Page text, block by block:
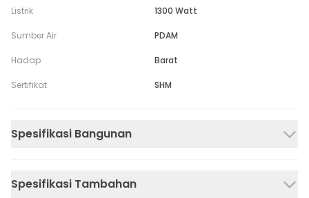
Listrik 1300 Watt
Sumber Air PDAM
Hadap Barat
Sertifikat SHM
Spesifikasi Bangunan
Spesifikasi Tambahan